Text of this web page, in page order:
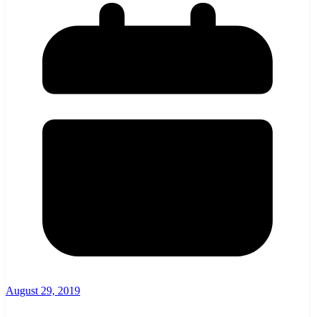
August 29, 2019